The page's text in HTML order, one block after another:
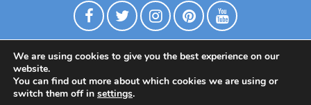
Политика конфиденциальности
We are using cookies to give you the best experience on our
website.
You can find out more about which cookies we are using or
switch them off in settings.